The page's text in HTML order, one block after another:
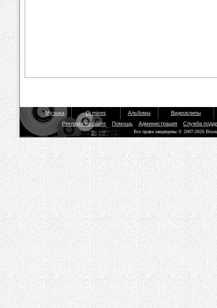
Музыка Dj mixes Альбомы
Видеоклипы
Реклама на сайте
Помощь Администрация Служба
Все права защищены © 2007-2026